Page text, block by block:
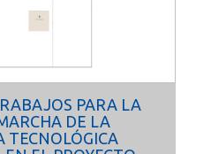
PARA LA
DE LA
TECNOLÓGICA